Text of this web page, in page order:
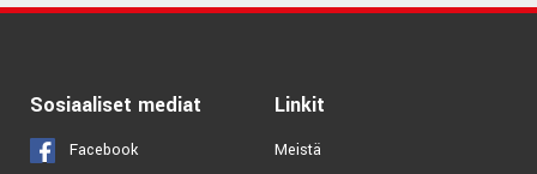
Sosiaaliset mediat
Facebook
Linkit
Meistä